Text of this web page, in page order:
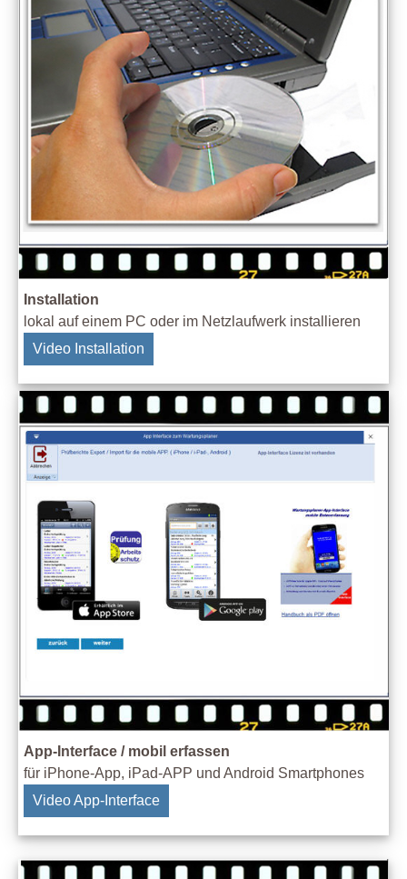
Installation
lokal auf einem PC oder im Netzlaufwerk installieren
Video Installation
App-Interface / mobil erfassen
für iPhone-App, iPad-APP und Android Smartphones
Video App-Interface